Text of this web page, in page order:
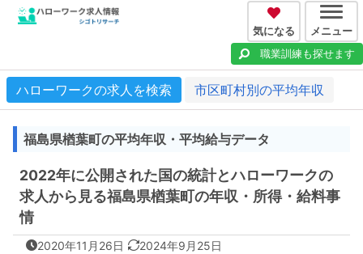
気になる メニュー
職業訓練も探せます
ハローワークの求人を検索 市区町村別の平均年収
福島県楢葉町の平均年収・平均給与データ
2022年に公開された国の統計とハローワークの
求人から見る福島県楢葉町の年収・所得・給料事
情
2020年11月26日 2024年9月25日